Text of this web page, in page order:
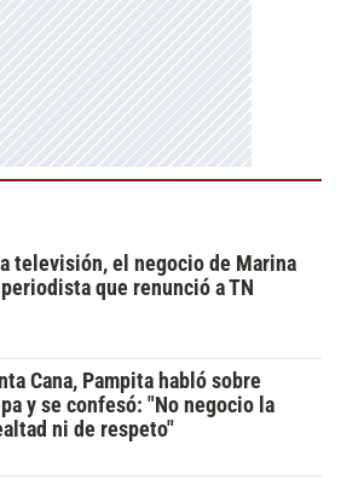
televisión, el negocio de Marina
que renunció a TN
Cana, Pampita habló sobre
y se confesó: "No negocio la
ni de respeto"